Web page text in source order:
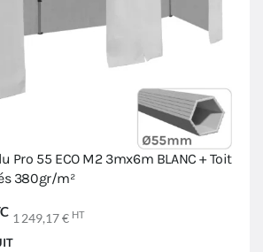
Pro 55 ECO M2 3mx6m BLANC + Toit
380gr/m²
1 249,17 € HT